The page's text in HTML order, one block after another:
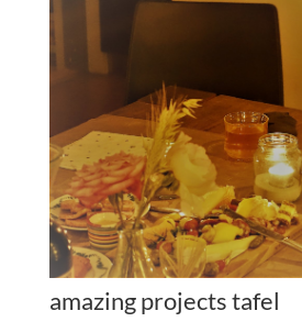
amazing projects tafel